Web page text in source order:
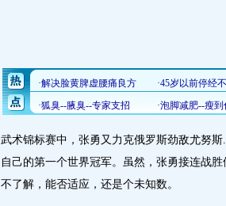
武术锦标赛中，张勇又力克俄罗斯劲敌尤努斯.
自己的第一个世界冠军。虽然，张勇接连战
不了解，能否适应，还是个未知数。